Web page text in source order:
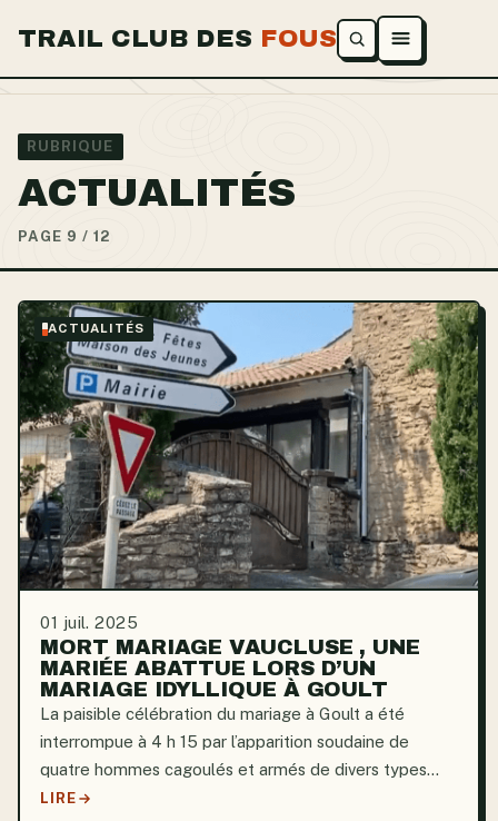
TRAIL CLUB DES FOUS Ouvrir le menu
RUBRIQUE
ACTUALITÉS
PAGE 9 / 12
ACTUALITÉS
01 juil. 2025
MORT MARIAGE VAUCLUSE , UNE
MARIÉE ABATTUE LORS D’UN
MARIAGE IDYLLIQUE À GOULT
La paisible célébration du mariage à Goult a été
interrompue à 4 h 15 par l’apparition soudaine de
quatre hommes cagoulés et armés de divers types
d’armes à feu, venus de derrière le véhicule des jeunes
LIRE